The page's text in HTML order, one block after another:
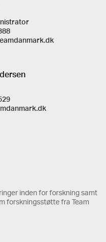
inden for forskning samt
forskningsstøtte fra Team